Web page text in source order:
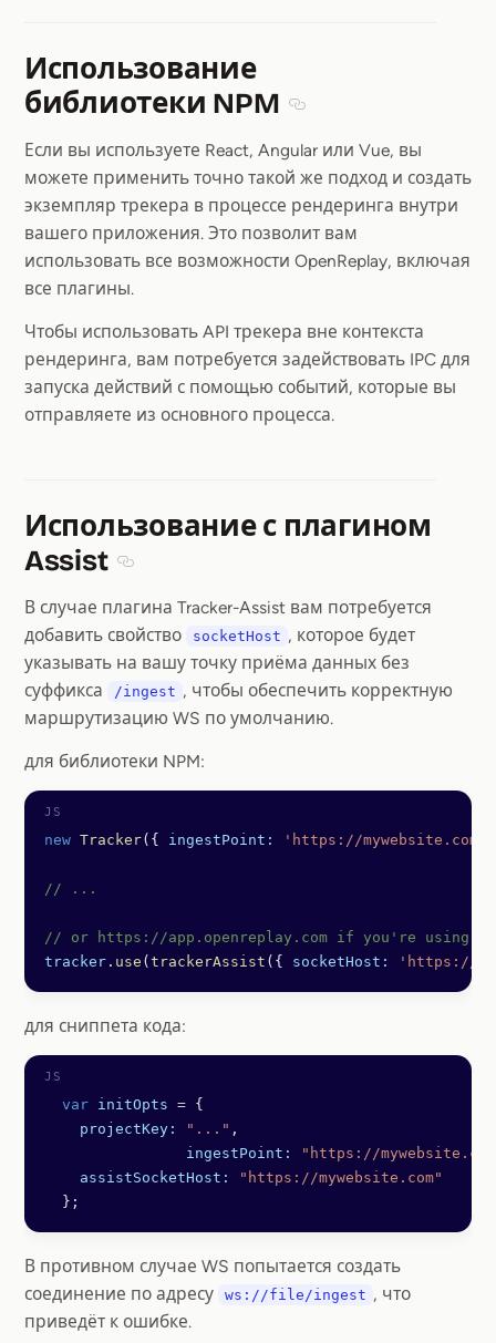
Использование
библиотеки NPM
Если вы используете React, Angular или Vue, вы
можете применить точно такой же подход и создать
экземпляр трекера в процессе рендеринга внутри
вашего приложения. Это позволит вам
использовать все возможности OpenReplay, включая
все плагины.
Чтобы использовать API трекера вне контекста
рендеринга, вам потребуется задействовать IPC для
запуска действий с помощью событий, которые вы
отправляете из основного процесса.
Использование с плагином
Assist
В случае плагина Tracker-Assist вам потребуется
добавить свойство
socketHost , которое будет
указывать на вашу точку приёма данных без
суффикса
/ingest , чтобы обеспечить корректную
маршрутизацию WS по умолчанию.
для библиотеки NPM:
new Tracker({ ingestPoint: 'https://mywebsite.com/
// ...
// or https://app.openreplay.com if you're using
tracker . use ( trackerAssist ({ socketHost: 'https://
для сниппета кода:
  var
initOpts = {
    projectKey:
"..." ,
		ingestPoint:
"https://
    assistSocketHost:
"https://mywebsite.com"
  };
В противном случае WS попытается создать
соединение по адресу
ws://file/ingest , что
приведёт к ошибке.